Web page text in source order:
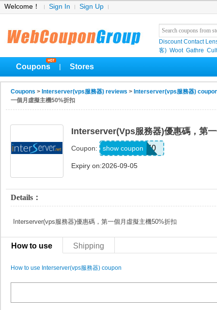
Welcome！ Sign In Sign Up
Discount Contact
客) Woot Gathre
Coupons Stores
Coupons > Interserver(vps服務器) reviews > Interserver(vps服務器)
一個月虛擬主機50%折扣
Interserver(vps服務器)優惠碼，第
Coupon: INTER40
show coupon
Expiry on:2026-09-05
Details：
Interserver(vps服務器)優惠碼，第一個月虛擬主機50%折扣
How to use Shipping
How to use Interserver(vps服務器) coupon